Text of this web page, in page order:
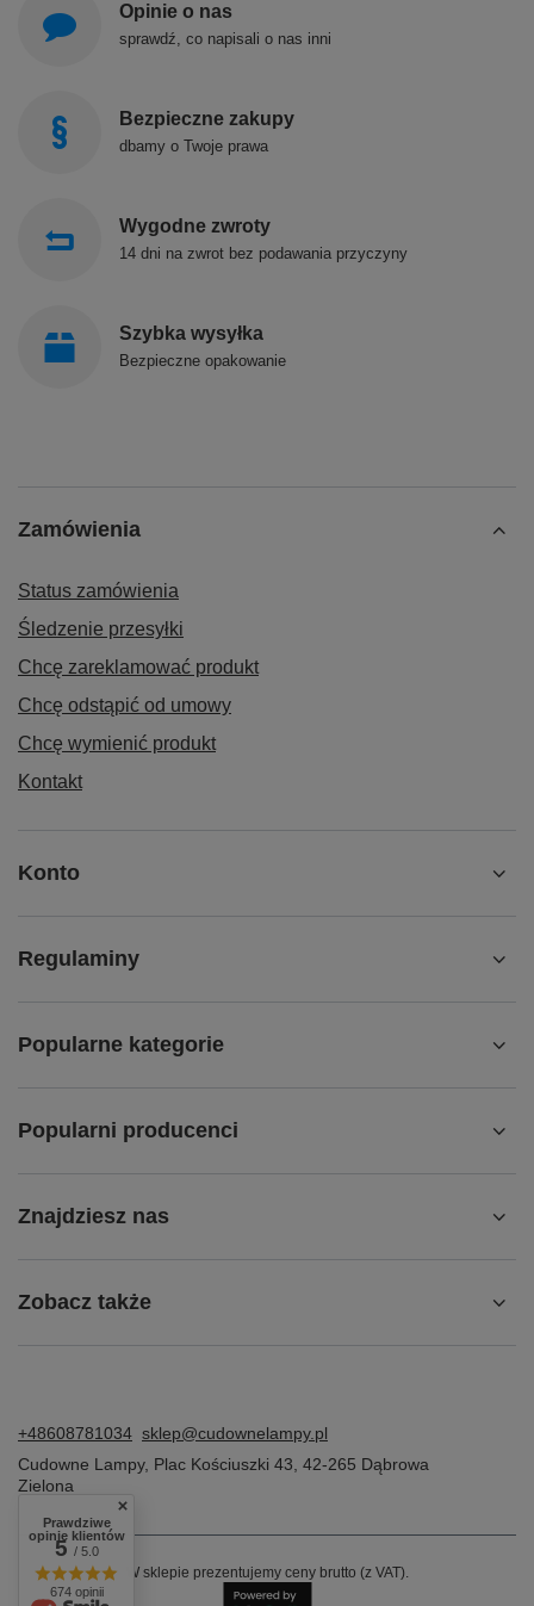
Opinie o nas
sprawdź, co napisali o nas inni
Bezpieczne zakupy
dbamy o Twoje prawa
Wygodne zwroty
14 dni na zwrot bez podawania przyczyny
Szybka wysyłka
Bezpieczne opakowanie
Zamówienia
Status zamówienia
Śledzenie przesyłki
Chcę zareklamować produkt
Chcę odstąpić od umowy
Chcę wymienić produkt
Kontakt
Konto
Regulaminy
Popularne kategorie
Popularni producenci
Znajdziesz nas
Zobacz także
+48608781034 sklep@cudownelampy.pl
Cudowne Lampy, Plac Kościuszki 43 42-265 Dąbrowa
Zielona
W sklepie prezentujemy ceny brutto (z VAT).
Prawdziwe
opinie klientów
5/ 5.0
674 opinii